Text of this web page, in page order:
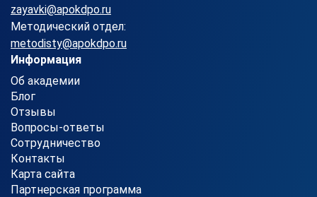
zayavki@apokdpo.ru
Методический отдел:
metodisty@apokdpo.ru
Информация
Об академии
Блог
Отзывы
Вопросы-ответы
Сотрудничество
Контакты
Карта сайта
Партнерская программа